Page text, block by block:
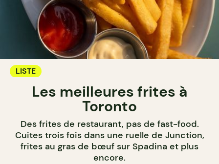
LISTE
Les meilleures frites à
Toronto
Des frites de restaurant, pas de fast-food.
Cuites trois fois dans une ruelle de Junction,
frites au gras de bœuf sur Spadina et plus
encore.